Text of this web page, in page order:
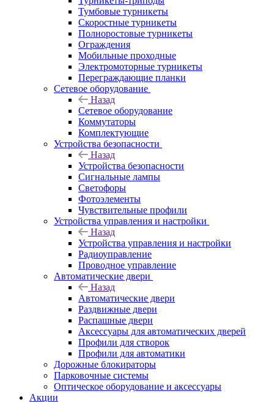
Тумбовые турникеты
Скоростные турникеты
Полноростовые турникеты
Ограждения
Мобильные проходные
Электромоторные турникеты
Переграждающие планки
Сетевое оборудование
Назад
Сетевое оборудование
Коммутаторы
Комплектующие
Устройства безопасности
Назад
Устройства безопасности
Сигнальные лампы
Светофоры
Фотоэлементы
Чувствительные профили
Устройства управления и настройки
Назад
Устройства управления и настройки
Радиоуправление
Проводное управление
Автоматические двери
Назад
Автоматические двери
Раздвижные двери
Распашные двери
Аксессуары для автоматических дверей
Профили для створок
Профили для автоматики
Дорожные блокираторы
Парковочные системы
Оптическое оборудование и аксессуары
Акции